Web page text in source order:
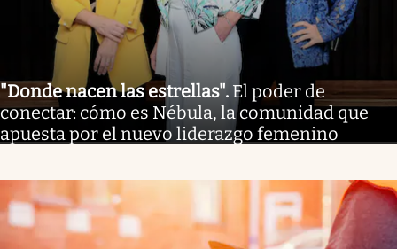
"Donde nacen las estrellas". El poder de
conectar: cómo es Nébula, la comunidad que
apuesta por el nuevo liderazgo femenino